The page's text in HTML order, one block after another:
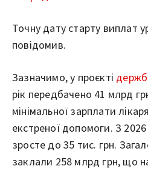
Точну дату старту виплат
повідомив.
Зазначимо, у проєкті
рік передбачено 41 млрд
мінімальної зарплати
екстреної допомоги. З
зросте до 35 тис. грн.
заклали 258 млрд грн, що